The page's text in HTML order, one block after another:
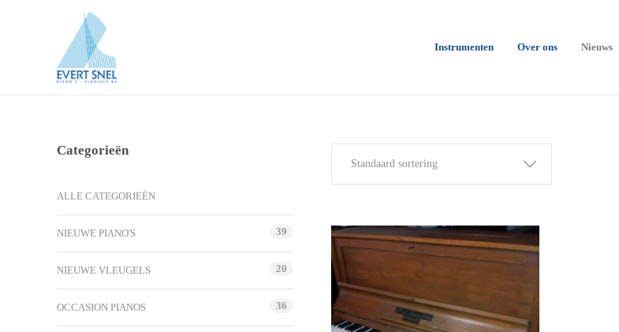
Instrumenten Over ons Nieuws
Standaard sortering
Categorieën
ALLE CATEGORIEËN
NIEUWE PIANO'S 39
NIEUWE VLEUGELS 20
OCCASION PIANOS 36